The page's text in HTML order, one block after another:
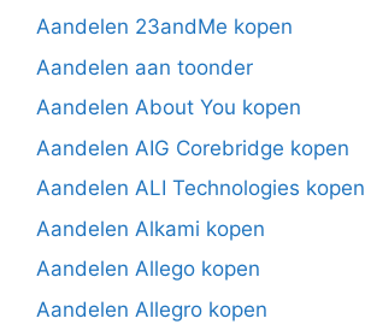
Aandelen 23andMe kopen
Aandelen aan toonder
Aandelen About You kopen
Aandelen AIG Corebridge kopen
Aandelen ALI Technologies kopen
Aandelen Alkami kopen
Aandelen Allego kopen
Aandelen Allegro kopen